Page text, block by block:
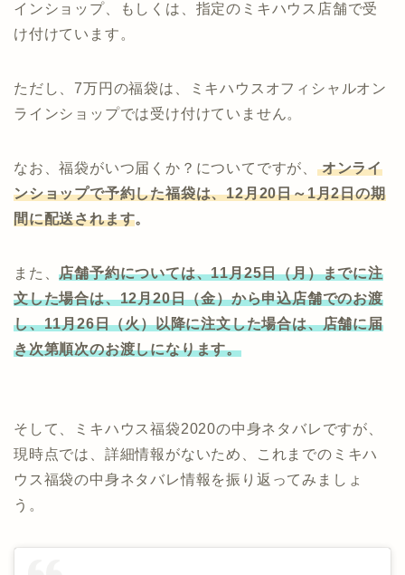
インショップ、もしくは、指定のミキハウス店舗で受
け付けています。
ただし、7万円の福袋は、ミキハウスオフィシャルオン
ラインショップでは受け付けていません。
なお、福袋がいつ届くか？についてですが、 オンライ
ンショップで予約した福袋は、12月20日～1月2日の期
間に配送されます。
また、店舗予約については、11月25日（月）までに注
文した場合は、12月20日（金）から申込店舗でのお渡
し、11月26日（火）以降に注文した場合は、店舗に届
き次第順次のお渡しになります。
そして、ミキハウス福袋2020の中身ネタバレですが、
現時点では、詳細情報がないため、これまでのミキハ
ウス福袋の中身ネタバレ情報を振り返ってみましょ
う。